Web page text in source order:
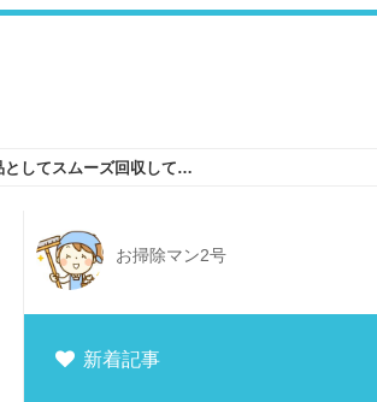
ダンベルのシャフト部分を不用品としてスムーズ回収してもらうには
お掃除マン2号
新着記事